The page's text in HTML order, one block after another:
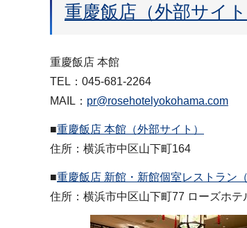
重慶飯店（外部サイト
重慶飯店 本館
TEL：045-681-2264
MAIL： pr@rosehotelyokohama.com
■重慶飯店 本館（外部サイト）
住所：横浜市中区山下町164
■重慶飯店 新館・新館個室レストラン
住所：横浜市中区山下町77 ローズホテ